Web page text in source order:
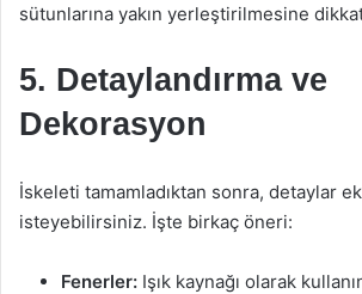
sütunlarına yakın yerleştirilmesine
5. Detaylandırma ve
Dekorasyon
İskeleti tamamladıktan sonra, detaylar
isteyebilirsiniz. İşte birkaç öneri:
Fenerler: Işık kaynağı olarak